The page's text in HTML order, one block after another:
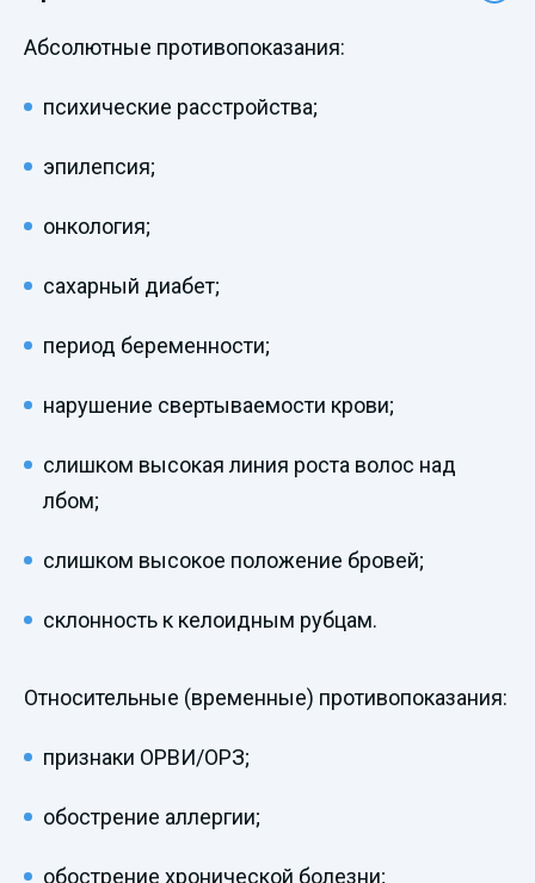
Абсолютные противопоказания:
психические расстройства;
эпилепсия;
онкология;
сахарный диабет;
период беременности;
нарушение свертываемости крови;
слишком высокая линия роста волос над
лбом;
слишком высокое положение бровей;
склонность к келоидным рубцам.
Относительные (временные) противопоказания:
признаки ОРВИ/ОРЗ;
обострение аллергии;
обострение хронической болезни;